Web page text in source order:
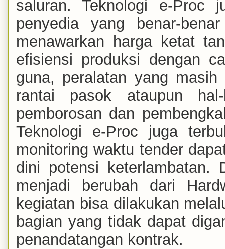
saluran. Teknologi e-Proc
penyedia yang benar-
menawarkan harga ketat
efisiensi produksi dengan
guna, peralatan yang
rantai pasok ataupun
pemborosan dan
Teknologi e-Proc juga
monitoring waktu tender
dini potensi keterlambatan.
menjadi berubah dari
kegiatan bisa dilakukan
bagian yang tidak dapat
penandatangan kontrak.